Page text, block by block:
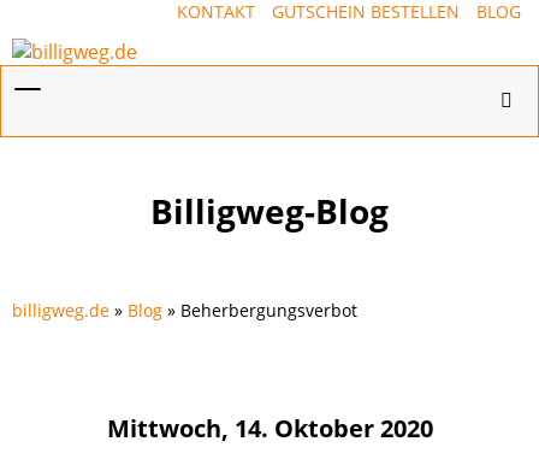
KONTAKT GUTSCHEIN BESTELLEN BLOG
Billigweg-Blog
billigweg.de » Blog » Beherbergungsverbot
Mittwoch, 14. Oktober 2020